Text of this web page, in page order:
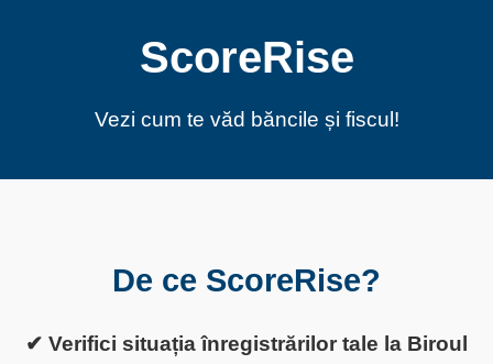
ScoreRise
Vezi cum te văd băncile și fiscul!
De ce ScoreRise?
✔ Verifici situația înregistrărilor tale la Biroul